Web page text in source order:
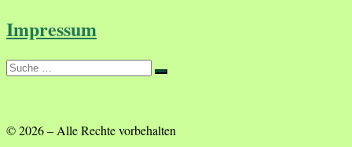
Impressum
Suche
Suche
© 2026– Alle Rechte vorbehalten